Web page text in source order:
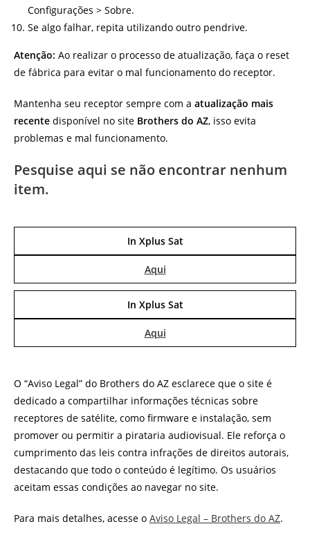
Configurações > Sobre.
Se algo falhar, repita utilizando outro pendrive.
Atenção: Ao realizar o processo de atualização, faça o reset
de fábrica para evitar o mal funcionamento do receptor.
Mantenha seu receptor sempre com a atualização mais
recente disponível no site Brothers do AZ, isso evita
problemas e mal funcionamento.
Pesquise aqui se não encontrar nenhum
item.
In Xplus Sat
Aqui
In Xplus Sat
Aqui
O “Aviso Legal” do Brothers do AZ esclarece que o site é
dedicado a compartilhar informações técnicas sobre
receptores de satélite, como firmware e instalação, sem
promover ou permitir a pirataria audiovisual. Ele reforça o
cumprimento das leis contra infrações de direitos autorais,
destacando que todo o conteúdo é legítimo. Os usuários
aceitam essas condições ao navegar no site.
Para mais detalhes, acesse o Aviso Legal – Brothers do AZ.